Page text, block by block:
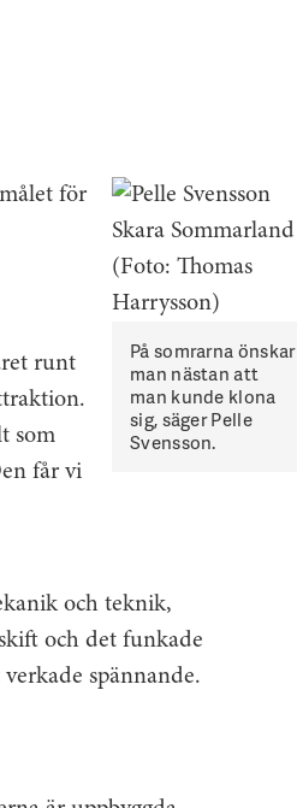
På somrarna önskar
man nästan att
man kunde klona
sig, säger Pelle
Svensson.
för
runt
som
får vi
och teknik,
och det funkade
spännande.